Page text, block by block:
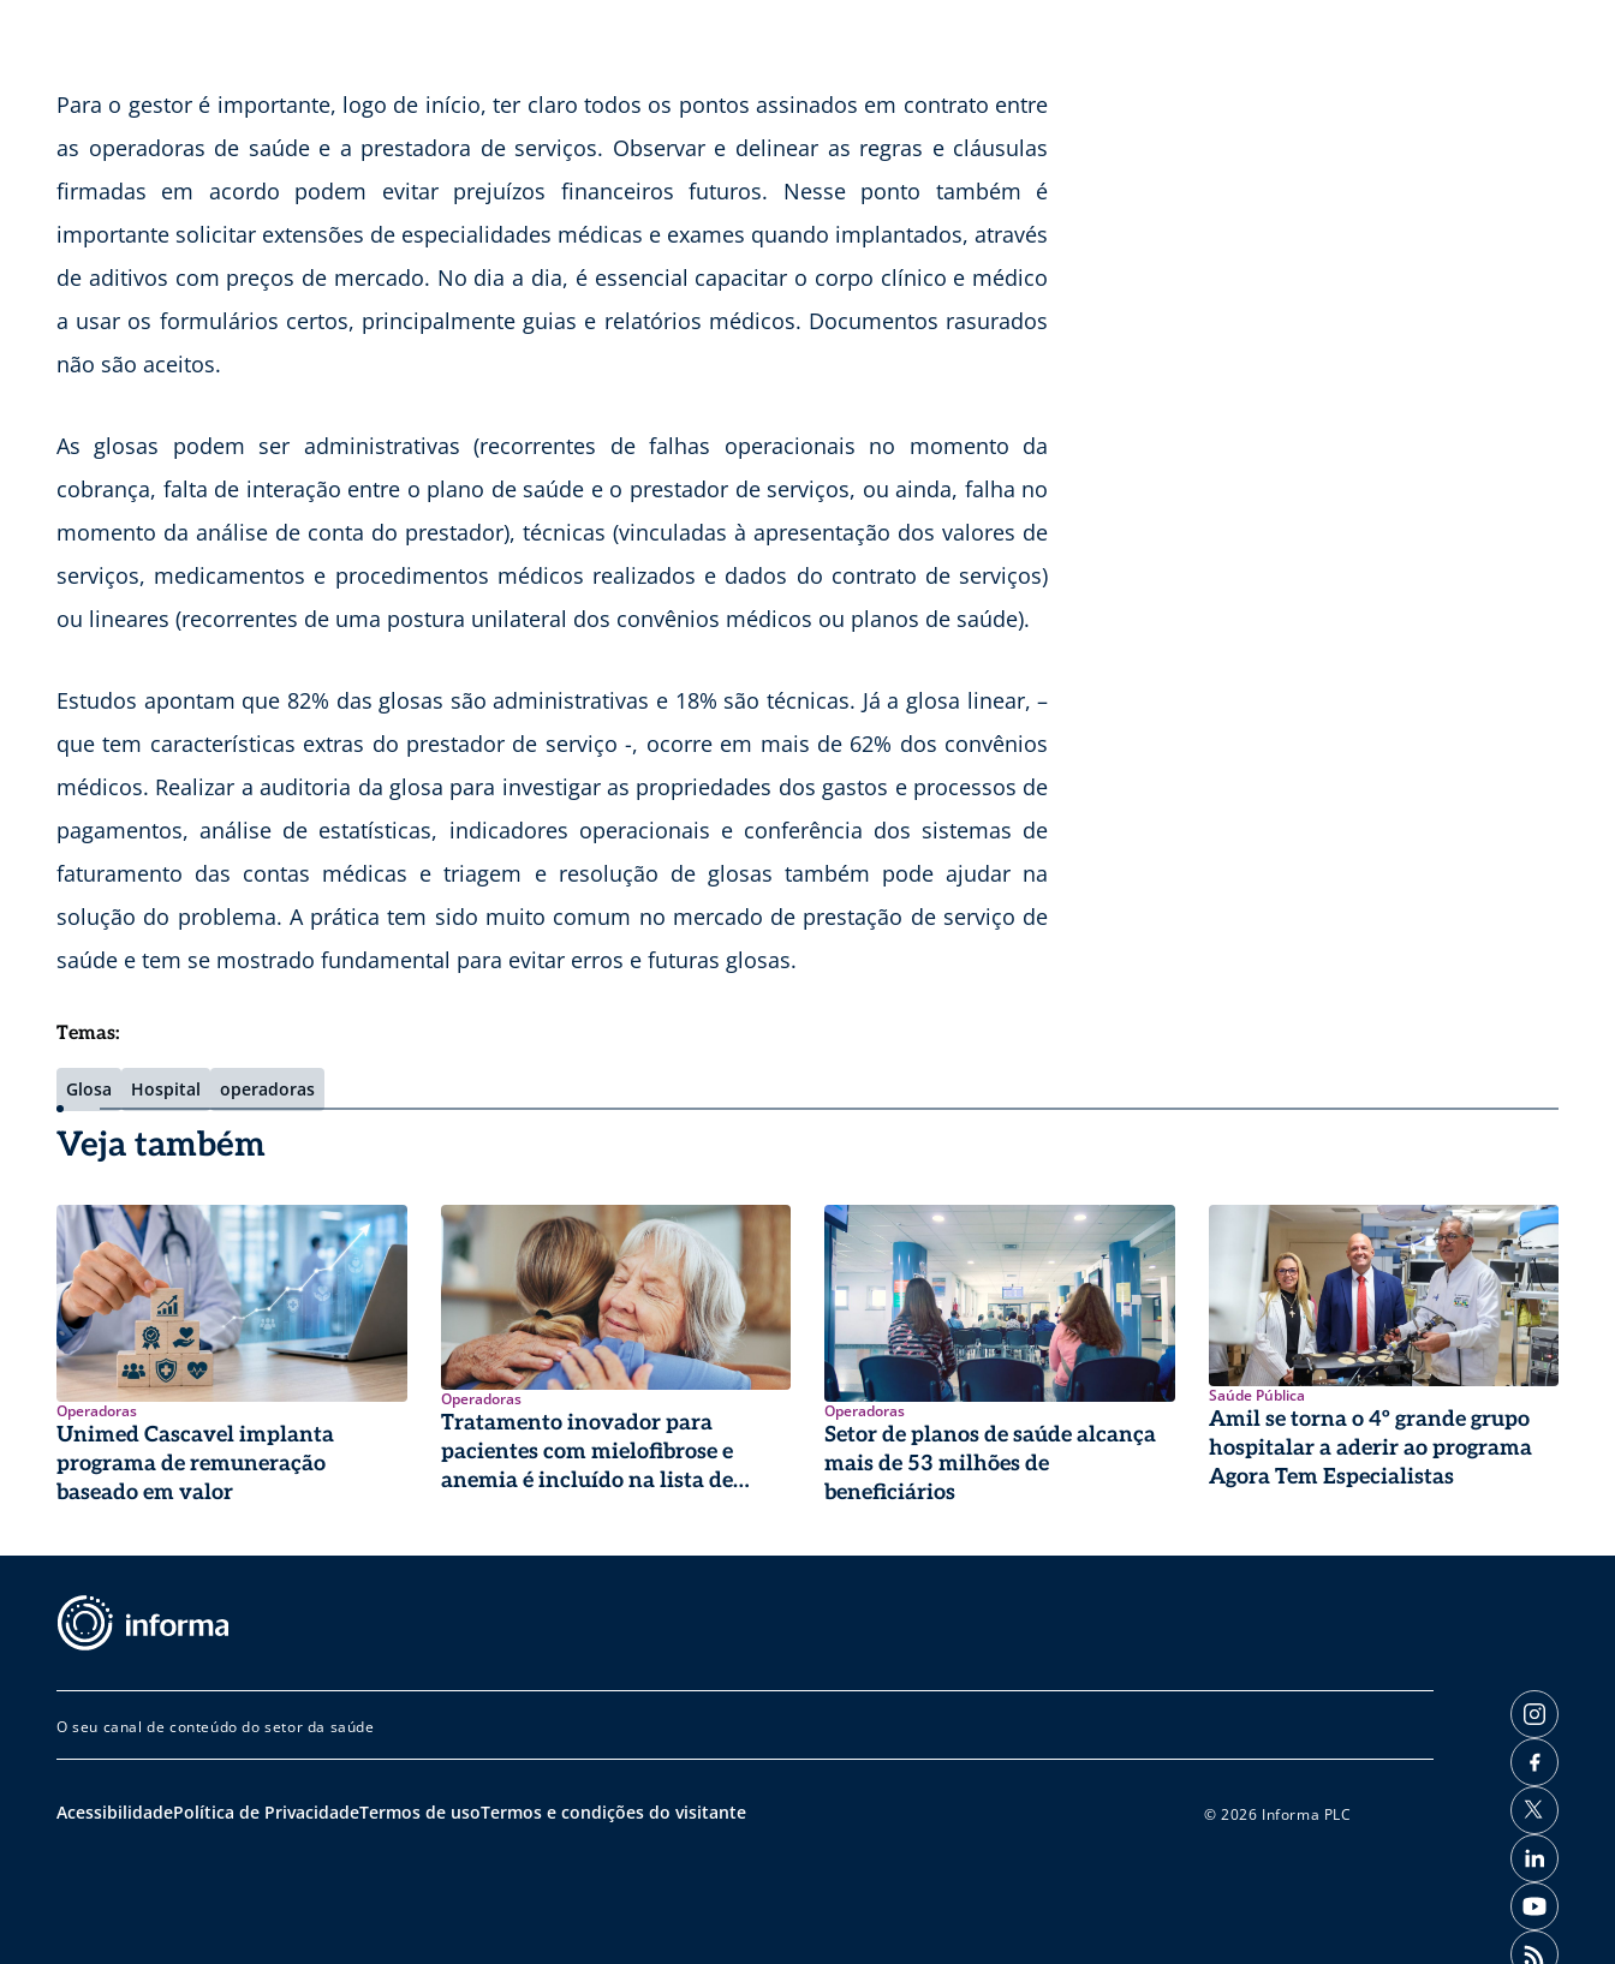
Para o gestor é importante, logo de início, ter claro todos os pontos assinados em contrato entre
as operadoras de saúde e a prestadora de serviços. Observar e delinear as regras e cláusulas
firmadas em acordo podem evitar prejuízos financeiros futuros. Nesse ponto também é
importante solicitar extensões de especialidades médicas e exames quando implantados, através
de aditivos com preços de mercado. No dia a dia, é essencial capacitar o corpo clínico e médico
a usar os formulários certos, principalmente guias e relatórios médicos. Documentos rasurados
não são aceitos.
As glosas podem ser administrativas (recorrentes de falhas operacionais no momento da
cobrança, falta de interação entre o plano de saúde e o prestador de serviços, ou ainda, falha no
momento da análise de conta do prestador), técnicas (vinculadas à apresentação dos valores de
serviços, medicamentos e procedimentos médicos realizados e dados do contrato de serviços)
ou lineares (recorrentes de uma postura unilateral dos convênios médicos ou planos de saúde).
Estudos apontam que 82% das glosas são administrativas e 18% são técnicas. Já a glosa linear, –
que tem características extras do prestador de serviço -, ocorre em mais de 62% dos convênios
médicos. Realizar a auditoria da glosa para investigar as propriedades dos gastos e processos de
pagamentos, análise de estatísticas, indicadores operacionais e conferência dos sistemas de
faturamento das contas médicas e triagem e resolução de glosas também pode ajudar na
solução do problema. A prática tem sido muito comum no mercado de prestação de serviço de
saúde e tem se mostrado fundamental para evitar erros e futuras glosas.
Temas:
Glosa Hospital operadoras
Veja também
Operadoras
Unimed Cascavel implanta
programa de remuneração
baseado em valor
Operadoras
Tratamento inovador para
pacientes com mielofibrose e
anemia é incluído na lista de
Operadoras
Setor de planos de saúde alcança
mais de 53 milhões de
beneficiários
Saúde Pública
Amil se torna o 4º grande grupo
hospitalar a aderir ao programa
Agora Tem Especialistas
O seu canal de conteúdo do setor da saúde
AcessibilidadePolítica de PrivacidadeTermos de usoTermos e condições do visitante © 2026 Informa PLC